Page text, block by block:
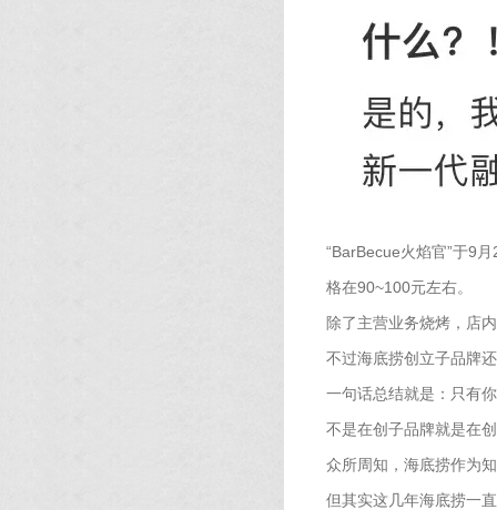
“BarBecue火焰官”于9
格在90~100元左右。
除了主营业务烧烤，店
不过海底捞创立子品牌
一句话总结就是：只有
不是在创子品牌就是在
众所周知，海底捞作为
但其实这几年海底捞一